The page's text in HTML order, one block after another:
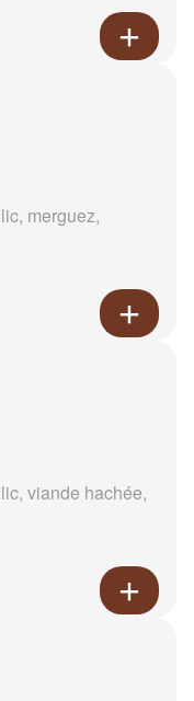
merguez,
viande hachée,